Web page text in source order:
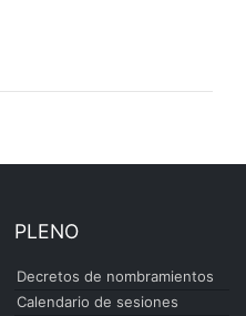
PLENO
Decretos de nombramientos
Calendario de sesiones